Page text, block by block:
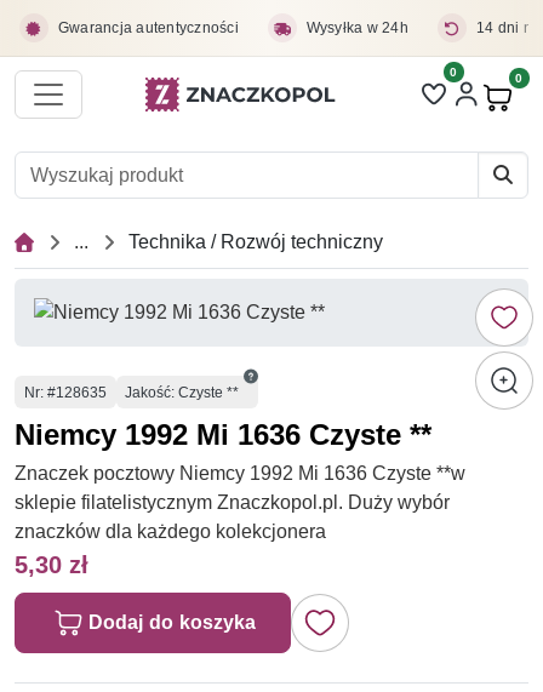
Gwarancja autentyczności Wysyłka w 24h 14 dni
Liczba pozycji
0 0
... Technika / Rozwój techniczny
Numer
Nr: #128635 Jakość: Czyste **
Niemcy 1992 Mi 1636 Czyste **
Znaczek pocztowy Niemcy 1992 Mi 1636 Czyste **w
sklepie filatelistycznym Znaczkopol.pl. Duży wybór
znaczków dla każdego kolekcjonera
5,30 zł
Dodaj do koszyka